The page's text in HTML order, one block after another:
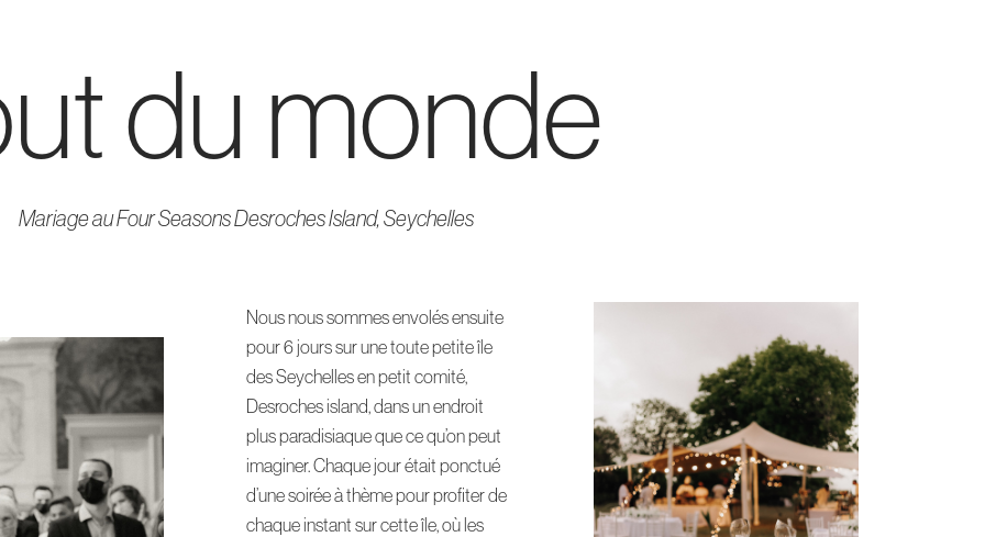
du monde
Mariage au Four Seasons Desroches Island, Seychelles
Nous nous sommes envolés ensuite
pour 6 jours sur une toute petite île
des Seychelles en petit comité,
Desroches island, dans un endroit
plus paradisiaque que ce qu’on peut
imaginer. Chaque jour était ponctué
d’une soirée à thème pour profiter de
chaque instant sur cette île, où les